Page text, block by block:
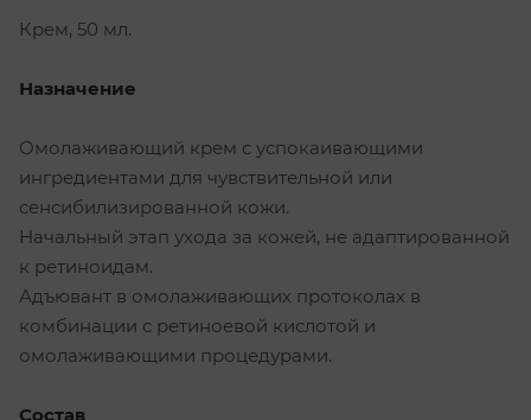
Крем, 50 мл.
Назначение
Омолаживающий крем с успокаивающими
ингредиентами для чувствительной или
сенсибилизированной кожи.
Начальный этап ухода за кожей, не адаптированной
к ретиноидам.
Адъювант в омолаживающих протоколах в
комбинации с ретиноевой кислотой и
омолаживающими процедурами.
Состав